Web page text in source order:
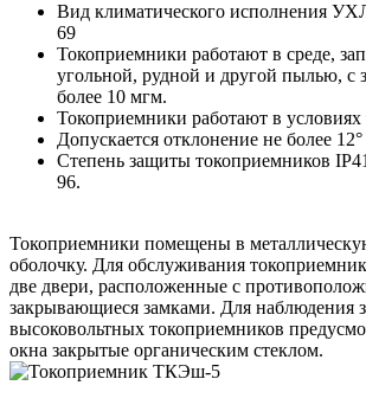
Вид климатического исполнения
69
Токоприемники работают в среде,
угольной, рудной и другой пылью, с
более 10 мгм.
Токоприемники работают в условиях
Допускается отклонение не более
Степень защиты токоприемников
96.
Токоприемники помещены в
оболочку. Для обслуживания
две двери, расположенные с
закрывающиеся замками. Для наблюдения
высоковольтных токоприемников
окна закрытые органическим стеклом.